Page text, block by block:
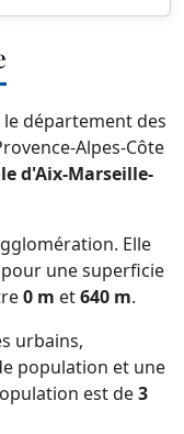
département des
Alpes-Côte
d'Aix-Marseille-
Elle
pour une superficie
0 m et640 m.
urbains,
population et une
est de3